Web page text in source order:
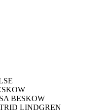
BESKOW
LINDGREN